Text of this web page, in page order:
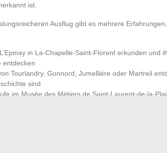
ist.
Ausflug gibt es mehrere
in La-Chapelle-Saint-Florent erkunden und
entdecken
Tourlandry, Gonnord, Jumellière oder Martreil
sind
im Musée des Métiers de Saint-Laurent-de-la-